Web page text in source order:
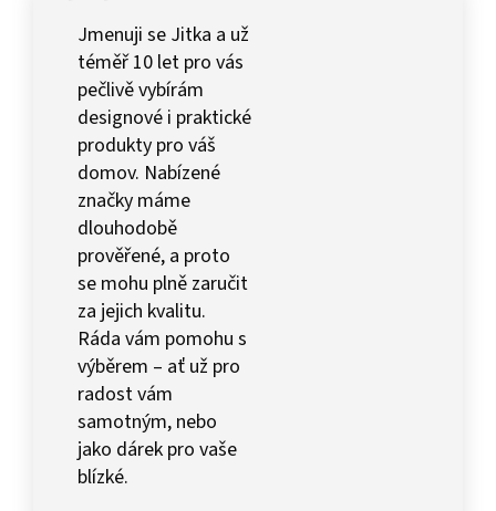
Jmenuji se Jitka a už
téměř 10 let pro vás
pečlivě vybírám
designové i praktické
produkty pro váš
domov. Nabízené
značky máme
dlouhodobě
prověřené, a proto
se mohu plně zaručit
za jejich kvalitu.
Ráda vám pomohu s
výběrem – ať už pro
radost vám
samotným, nebo
jako dárek pro vaše
blízké.